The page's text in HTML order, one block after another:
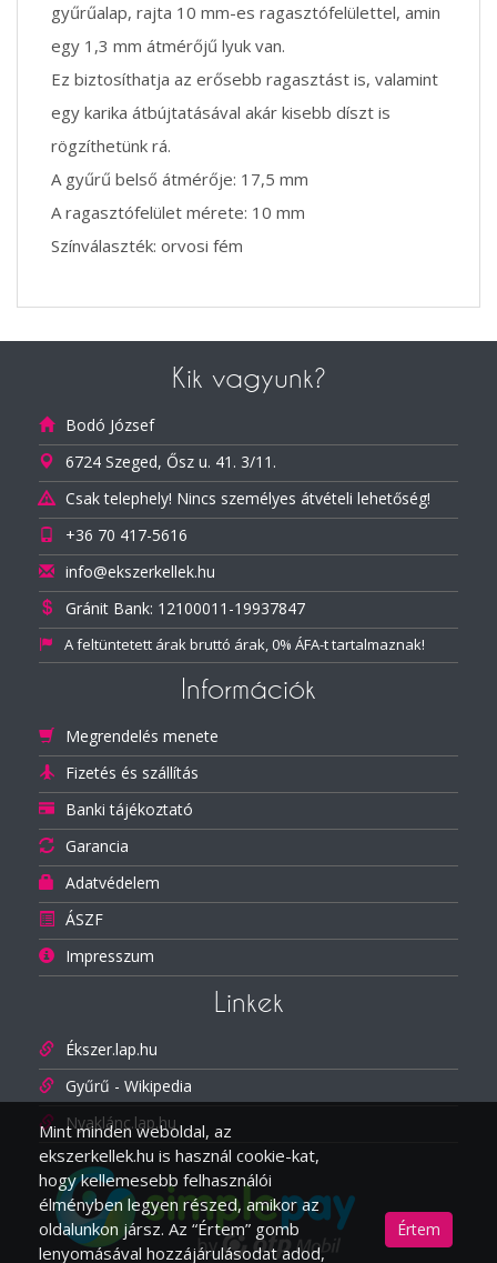
gyűrűalap, rajta 10 mm-es ragasztófelülettel, amin
egy 1,3 mm átmérőjű lyuk van.
Ez biztosíthatja az erősebb ragasztást is, valamint
egy karika átbújtatásával akár kisebb díszt is
rögzíthetünk rá.
A gyűrű belső átmérője: 17,5 mm
A ragasztófelület mérete: 10 mm
Színválaszték: orvosi fém
Kik vagyunk?
Bodó József
6724 Szeged, Ősz u. 41. 3/11.
Csak telephely! Nincs személyes átvételi lehetőség!
+36 70 417-5616
info@ekszerkellek.hu
Gránit Bank: 12100011-19937847
A feltüntetett árak bruttó árak, 0% ÁFA-t tartalmaznak!
Információk
Megrendelés menete
Fizetés és szállítás
Banki tájékoztató
Garancia
Adatvédelem
ÁSZF
Impresszum
Linkek
Ékszer.lap.hu
Gyűrű - Wikipedia
Nyaklánc.lap.hu
Mint minden weboldal, az
ekszerkellek.hu is használ cookie-kat,
hogy kellemesebb felhasználói
élményben legyen részed, amikor az
oldalunkon jársz. Az “Értem” gomb
lenyomásával hozzájárulásodat adod,
Értem